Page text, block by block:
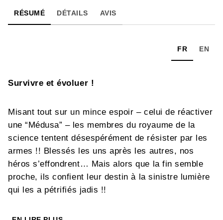
RÉSUMÉ DÉTAILS AVIS
FR EN
Survivre et évoluer !
Misant tout sur un mince espoir – celui de réactiver
une “Médusa” – les membres du royaume de la
science tentent désespérément de résister par les
armes !! Blessés les uns après les autres, nos
héros s’effondrent… Mais alors que la fin semble
proche, ils confient leur destin à la sinistre lumière
qui les a pétrifiés jadis !!